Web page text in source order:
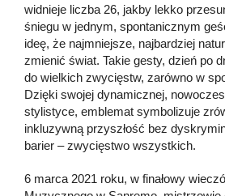
widnieje liczba 26, jakby lekko
śniegu w jednym, spontanicznym
ideę, że najmniejsze, najbardziej
zmienić świat. Takie gesty, dzień po
do wielkich zwycięstw, zarówno w
Dzięki swojej dynamicznej,
stylistyce, emblemat symbolizuje
inkluzywną przyszłość bez
barier – zwycięstwo wszystkich.
6 marca 2021 roku, w finałowy